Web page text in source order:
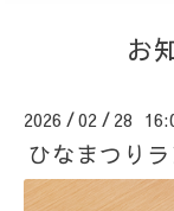
お
2026 /02 / 28
ひなまつりラ